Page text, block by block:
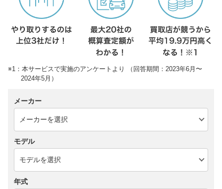
※1：本サービスで実施のアンケートより （回答期間：2023年6月〜
2024年5月）
メーカー
モデル
年式